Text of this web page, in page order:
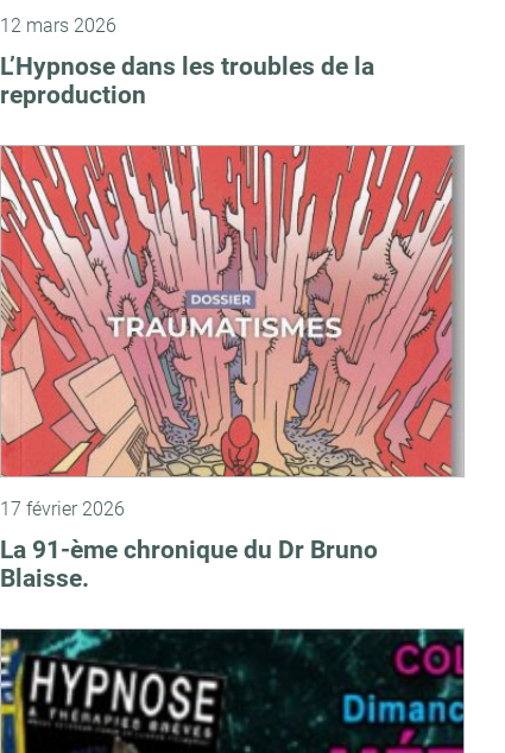
12 mars 2026
L’Hypnose dans les troubles de la
reproduction
17 février 2026
La 91-ème chronique du Dr Bruno
Blaisse.